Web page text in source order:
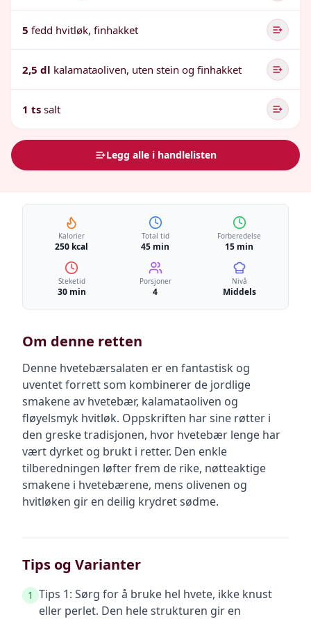
5 fedd hvitløk, finhakket
2,5 dl kalamataoliven, uten stein og finhakket
1 ts salt
Legg alle i handlelisten
Kalorier
250 kcal
Total tid
45 min
Forberedelse
15 min
Steketid
30 min
Porsjoner
4
Nivå
Middels
Om denne retten
Denne hvetebærsalaten er en fantastisk og
uventet forrett som kombinerer de jordlige
smakene av hvetebær, kalamataoliven og
fløyelsmyk hvitløk. Oppskriften har sine røtter i
den greske tradisjonen, hvor hvetebær lenge har
vært dyrket og brukt i retter. Den enkle
tilberedningen løfter frem de rike, nøtteaktige
smakene i hvetebærene, mens olivenen og
hvitløken gir en deilig krydret sødme.
Tips og Varianter
1 Tips 1: Sørg for å bruke hel hvete, ikke knust
eller perlet. Den hele strukturen gir en